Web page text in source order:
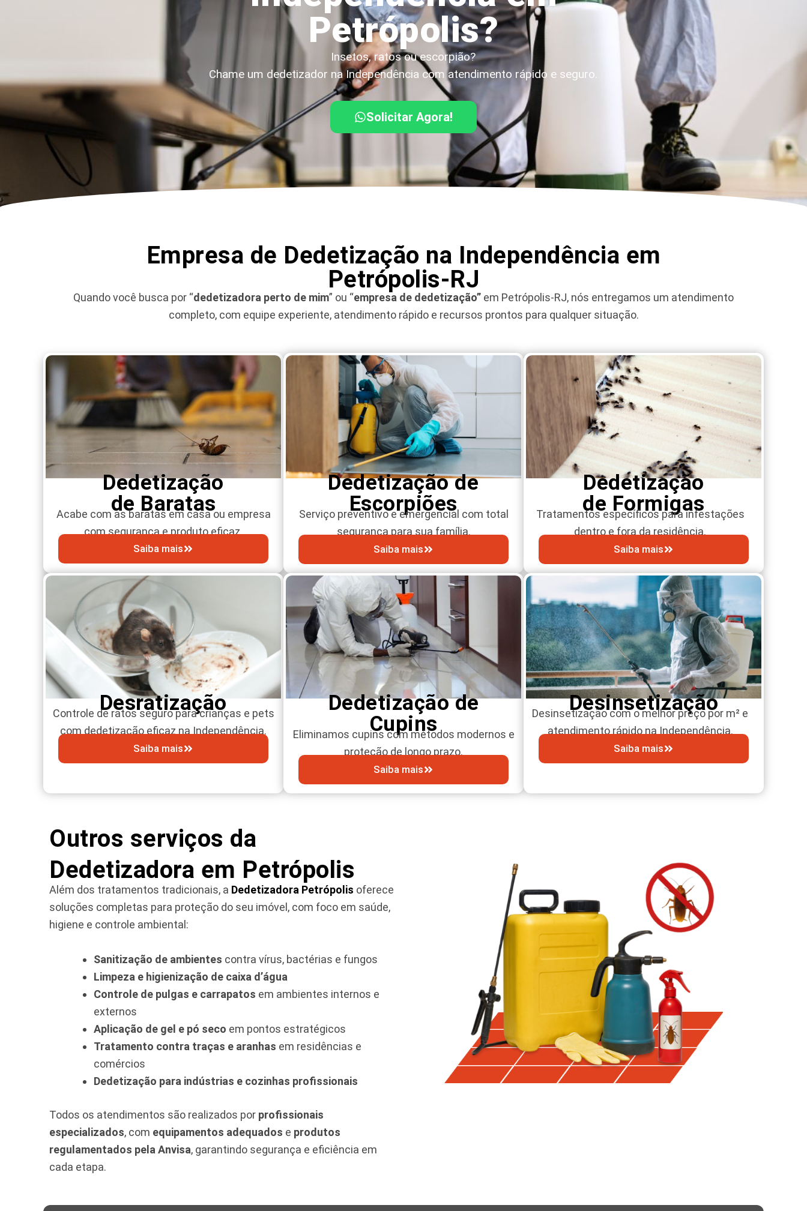
Petrópolis?
Insetos, ratos ou escorpião?
Chame um dedetizador na Independência com atendimento rápido e seguro.
Solicitar Agora!
Empresa de Dedetização na Independência em
Petrópolis-RJ
Quando você busca por “dedetizadora perto de mim” ou “empresa de dedetização” em Petrópolis-RJ, nós entregamos um atendimento
completo, com equipe experiente, atendimento rápido e recursos prontos para qualquer situação.
Dedetização
de Baratas
Acabe com as baratas em casa ou empresa
com segurança e produto eficaz.
Saiba mais
Dedetização de
Escorpiões
Serviço preventivo e emergencial com total
segurança para sua família.
Saiba mais
Dedetização
de Formigas
Tratamentos específicos para infestações
dentro e fora da residência.
Saiba mais
Desratização
Controle de ratos seguro para crianças e pets
com dedetização eficaz na Independência.
Saiba mais
Dedetização de
Cupins
Eliminamos cupins com métodos modernos e
proteção de longo prazo.
Saiba mais
Desinsetização
Desinsetização com o melhor preço por m² e
atendimento rápido na Independência.
Saiba mais
Outros serviços da
Dedetizadora em Petrópolis
Além dos tratamentos tradicionais, a Dedetizadora Petrópolis oferece
soluções completas para proteção do seu imóvel, com foco em saúde,
higiene e controle ambiental:
Sanitização de ambientes contra vírus, bactérias e fungos
Limpeza e higienização de caixa d’água
Controle de pulgas e carrapatos em ambientes internos e
externos
Aplicação de gel e pó seco em pontos estratégicos
Tratamento contra traças e aranhas em residências e
comércios
Dedetização para indústrias e cozinhas profissionais
Todos os atendimentos são realizados por profissionais
especializados, com equipamentos adequados e produtos
regulamentados pela Anvisa, garantindo segurança e eficiência em
cada etapa.